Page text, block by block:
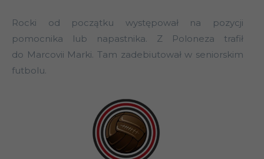
Rocki od początku występował na pozycji
pomocnika lub napastnika. Z Poloneza trafił
do Marcovii Marki. Tam zadebiutował w seniorskim
futbolu.